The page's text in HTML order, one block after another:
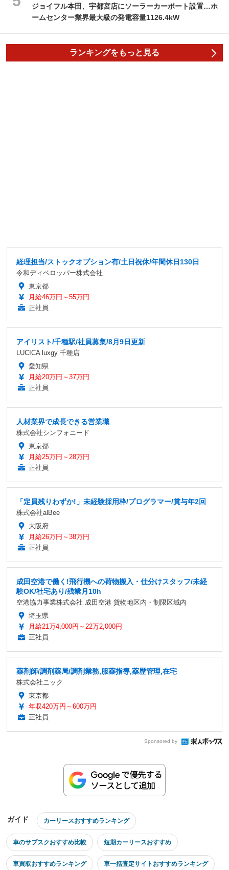
ジョイフル本田、宇都宮店にソーラーカーポート設置…ホ
ームセンター業界最大級の発電容量1126.4kW
ランキングをもっと見る
経理担当/ストックオプション有/土日祝休/年間休日130日
令和ディベロッパー株式会社
東京都
月給46万円～55万円
正社員
アイリスト/千種駅/社員募集/8月9日更新
LUCICA luxgy 千種店
愛知県
月給20万円～37万円
正社員
人材業界で成長できる営業職
株式会社シンフォニード
東京都
月給25万円～28万円
正社員
「定員残りわずか!」未経験採用枠/プログラマー/賞与年2回
株式会社alBee
大阪府
月給26万円～38万円
正社員
成田空港で働く!飛行機への荷物搬入・仕分けスタッフ/未経
験OK/社宅あり/残業月10h
空港協力事業株式会社 成田空港 貨物地区内・制限区域内
埼玉県
月給21万4,000円～22万2,000円
正社員
薬剤師/調剤薬局/調剤業務,服薬指導,薬歴管理,在宅
株式会社ニック
東京都
年収420万円～600万円
正社員
Sponsored by
ガイド カーリースおすすめランキング
車のサブスクおすすめ比較 短期カーリースおすすめ
車買取おすすめランキング 車一括査定サイトおすすめランキング